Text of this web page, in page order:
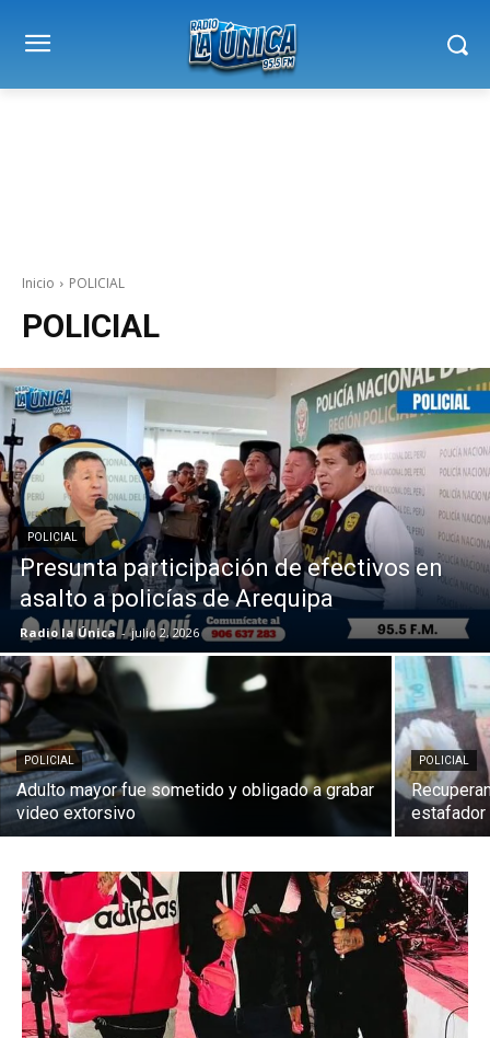
Inicio POLICIAL
POLICIAL
POLICIAL
Presunta participación de efectivos en
asalto a policías de Arequipa
Radio la Única - julio 2, 2026
POLICIAL
Adulto mayor fue sometido y obligado a grabar
video extorsivo
POLICIAL
estafador